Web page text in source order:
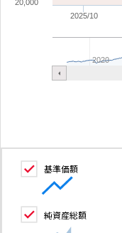
2025/10
2020
20,000
基準価額
純資産総額